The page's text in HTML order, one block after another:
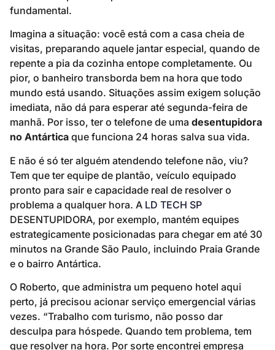
fundamental.
Imagina a situação: você está com a casa cheia de
visitas, preparando aquele jantar especial, quando de
repente a pia da cozinha entope completamente. Ou
pior, o banheiro transborda bem na hora que todo
mundo está usando. Situações assim exigem solução
imediata, não dá para esperar até segunda-feira de
manhã. Por isso, ter o telefone de uma desentupidora
no Antártica que funciona 24 horas salva sua vida.
E não é só ter alguém atendendo telefone não, viu?
Tem que ter equipe de plantão, veículo equipado
pronto para sair e capacidade real de resolver o
problema a qualquer hora. A LD TECH SP
DESENTUPIDORA, por exemplo, mantém equipes
estrategicamente posicionadas para chegar em até 30
minutos na Grande São Paulo, incluindo Praia Grande
e o bairro Antártica.
O Roberto, que administra um pequeno hotel aqui
perto, já precisou acionar serviço emergencial várias
vezes. “Trabalho com turismo, não posso dar
desculpa para hóspede. Quando tem problema, tem
que resolver na hora. Por sorte encontrei empresa